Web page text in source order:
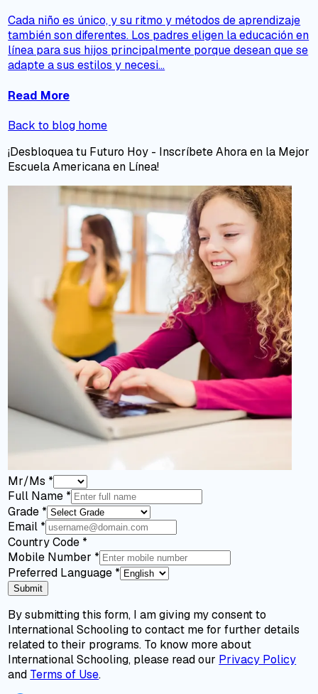
Cada niño es único, y su ritmo y métodos de aprendizaje
también son diferentes. Los padres eligen la educación en
línea para sus hijos principalmente porque desean que se
adapte a sus estilos y necesi...
Read More
Back to blog home
¡Desbloquea tu Futuro Hoy - Inscríbete Ahora en la Mejor
Escuela Americana en Línea!
Mr/Ms *
Full Name *
Grade *
Email *
Country Code *
Mobile Number *
Preferred Language *
Submit
By submitting this form, I am giving my consent to
International Schooling to contact me for further details
related to their programs. To know more about
International Schooling, please read our Privacy Policy
and Terms of Use.